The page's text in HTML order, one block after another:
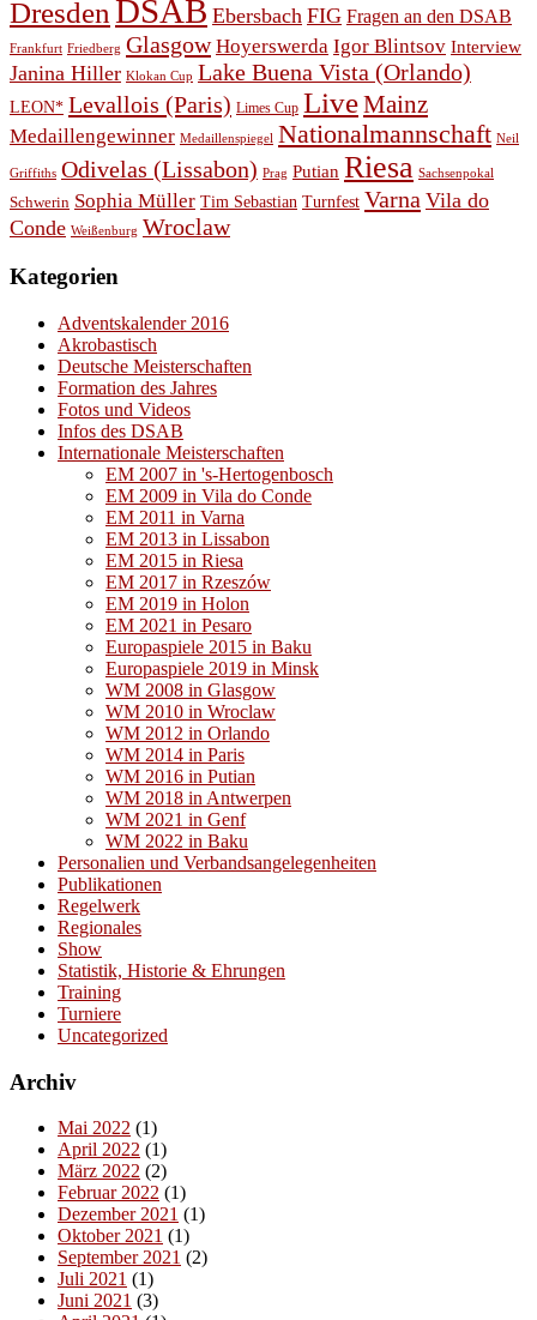
DresdenDSAB Ebersbach FIG Fragen an den DSAB
Frankfurt Friedberg Glasgow Hoyerswerda Igor Blintsov Interview
Janina Hiller Klokan Cup Lake Buena Vista (Orlando)
LEON* Levallois (Paris) Limes Cup LiveMainz
Medaillengewinner Medaillenspiegel Nationalmannschaft Neil
Griffiths Odivelas (Lissabon) Prag Putian Riesa Sachsenpokal
Schwerin Sophia Müller Tim Sebastian Turnfest Varna Vila do
Conde Weißenburg Wroclaw
Kategorien
Adventskalender 2016
Akrobastisch
Deutsche Meisterschaften
Formation des Jahres
Fotos und Videos
Infos des DSAB
Internationale Meisterschaften
EM 2007 in 's-Hertogenbosch
EM 2009 in Vila do Conde
EM 2011 in Varna
EM 2013 in Lissabon
EM 2015 in Riesa
EM 2017 in Rzeszów
EM 2019 in Holon
EM 2021 in Pesaro
Europaspiele 2015 in Baku
Europaspiele 2019 in Minsk
WM 2008 in Glasgow
WM 2010 in Wroclaw
WM 2012 in Orlando
WM 2014 in Paris
WM 2016 in Putian
WM 2018 in Antwerpen
WM 2021 in Genf
WM 2022 in Baku
Personalien und Verbandsangelegenheiten
Publikationen
Regelwerk
Regionales
Show
Statistik, Historie & Ehrungen
Training
Turniere
Uncategorized
Archiv
Mai 2022 (1)
April 2022 (1)
März 2022 (2)
Februar 2022 (1)
Dezember 2021 (1)
Oktober 2021 (1)
September 2021 (2)
Juli 2021 (1)
Juni 2021 (3)